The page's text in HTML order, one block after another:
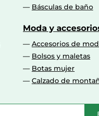
Básculas de baño
Moda y
Accesorios de
Bolsos y maletas
Botas mujer
Calzado de